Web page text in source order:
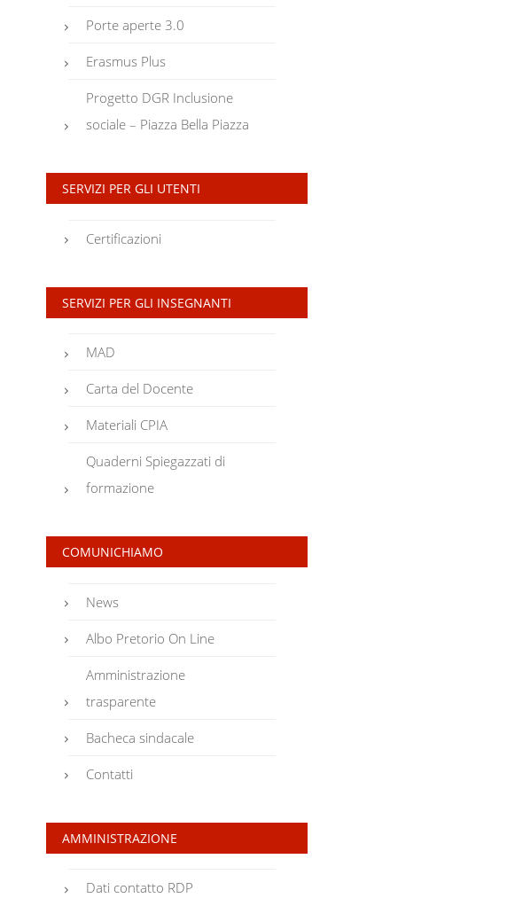
Porte aperte 3.0
Erasmus Plus
Progetto DGR Inclusione
sociale – Piazza Bella Piazza
SERVIZI PER GLI UTENTI
Certificazioni
SERVIZI PER GLI INSEGNANTI
MAD
Carta del Docente
Materiali CPIA
Quaderni Spiegazzati di
formazione
COMUNICHIAMO
News
Albo Pretorio On Line
Amministrazione
trasparente
Bacheca sindacale
Contatti
AMMINISTRAZIONE
Dati contatto RDP